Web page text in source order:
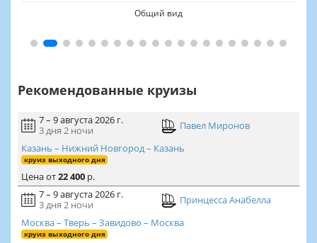
Общий вид
Рекомендованные круизы
7 – 9 августа 2026 г.
3 дня 2 ночи
Павел Миронов
Казань – Нижний Новгород – Казань
круиз выходного дня
Ценаот22 400р.
7 – 9 августа 2026 г.
3 дня 2 ночи
Принцесса Анабелла
Москва – Тверь – Завидово – Москва
круиз выходного дня